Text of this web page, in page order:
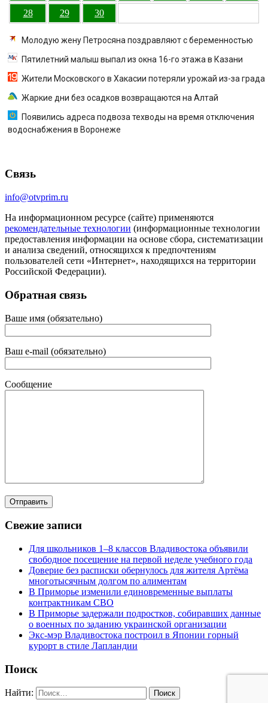
28 29 30
Молодую жену Петросяна поздравляют с беременностью
Пятилетний малыш выпал из окна 16-го этажа в Казани
Жители Московского в Хакасии потеряли урожай из-за града
Жаркие дни без осадков возвращаются на Алтай
Появились адреса подвоза техводы на время отключения
водоснабжения в Воронеже
Связь
info@otvprim.ru
На информационном ресурсе (сайте) применяются
рекомендательные технологии (информационные технологии
предоставления информации на основе сбора, систематизации
и анализа сведений, относящихся к предпочтениям
пользователей сети «Интернет», находящихся на территории
Российской Федерации).
Обратная связь
Ваше имя (обязательно)
Ваш e-mail (обязательно)
Сообщение
Свежие записи
Для школьников 1–8 классов Владивостока объявили
свободное посещение на первой неделе учебного года
Доверие без расписки обернулось для жителя Артёма
многотысячным долгом по алиментам
В Приморье изменили единовременные выплаты
контрактникам СВО
В Приморье задержали подростков, собиравших данные
о военных по заданию украинской организации
Экс-мэр Владивостока построил в Японии горный
курорт в стиле Лапландии
Поиск
Найти: